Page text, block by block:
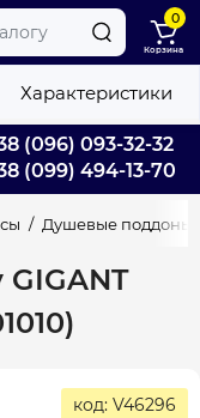
(096) 093-32-32
(099) 494-13-70
0
Корзина
Душевые поддоны
Характеристики
код: V46296